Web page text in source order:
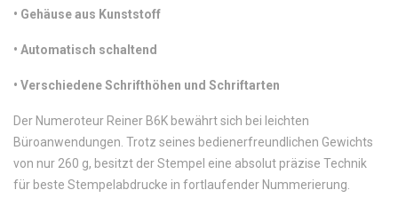
• Gehäuse aus Kunststoff
• Automatisch schaltend
• Verschiedene Schrifthöhen und Schriftarten
Der Numeroteur Reiner B6K bewährt sich bei leichten
Büroanwendungen. Trotz seines bedienerfreundlichen Gewichts
von nur 260 g, besitzt der Stempel eine absolut präzise Technik
für beste Stempelabdrucke in fortlaufender Nummerierung.